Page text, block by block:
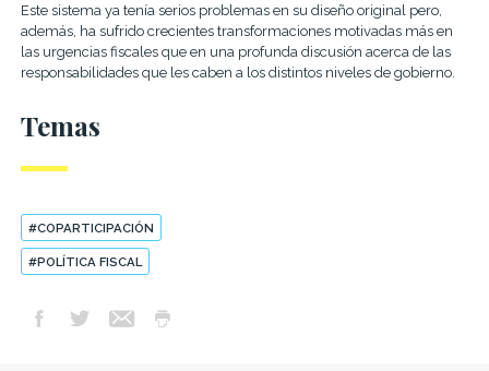
Este sistema ya tenía serios problemas en su diseño original pero,
además, ha sufrido crecientes transformaciones motivadas más en
las urgencias fiscales que en una profunda discusión acerca de las
responsabilidades que les caben a los distintos niveles de gobierno.
Temas
#COPARTICIPACIÓN
#POLÍTICA FISCAL